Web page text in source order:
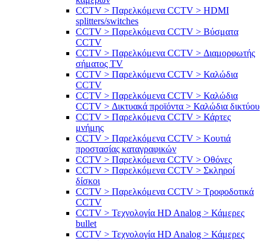
CCTV > Παρελκόμενα CCTV > HDMI
splitters/switches
CCTV > Παρελκόμενα CCTV > Βύσματα
CCTV
CCTV > Παρελκόμενα CCTV > Διαμορφωτής
σήματος TV
CCTV > Παρελκόμενα CCTV > Καλώδια
CCTV
CCTV > Παρελκόμενα CCTV > Καλώδια
CCTV > Δικτυακά προϊόντα > Καλώδια δικτύου
CCTV > Παρελκόμενα CCTV > Κάρτες
μνήμης
CCTV > Παρελκόμενα CCTV > Κουτιά
προστασίας καταγραφικών
CCTV > Παρελκόμενα CCTV > Οθόνες
CCTV > Παρελκόμενα CCTV > Σκληροί
δίσκοι
CCTV > Παρελκόμενα CCTV > Τροφοδοτικά
CCTV
CCTV > Τεχνολογία HD Analog > Κάμερες
bullet
CCTV > Τεχνολογία HD Analog > Κάμερες